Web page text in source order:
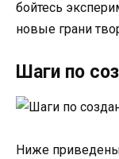
бойтесь
новые грани
Шаги по
Ниже